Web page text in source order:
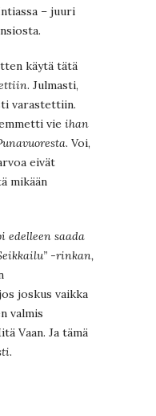
– juuri
käytä tätä
. Julmasti,
varastettiin.
vie ihan
. Voi,
eivät
mikään
edelleen saada
-rinkan,
joskus vaikka
valmis
Vaan. Ja tämä
.